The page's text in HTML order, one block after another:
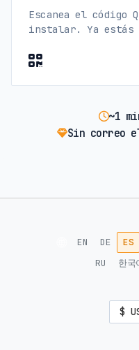
Escanea el código
instalar. Ya estás
~1
Sin correo
EN DE ES
RU
한국